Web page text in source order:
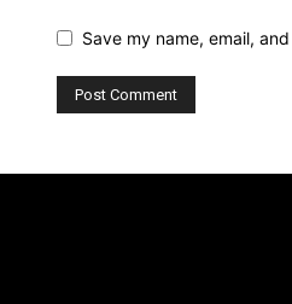
Save my name, email,